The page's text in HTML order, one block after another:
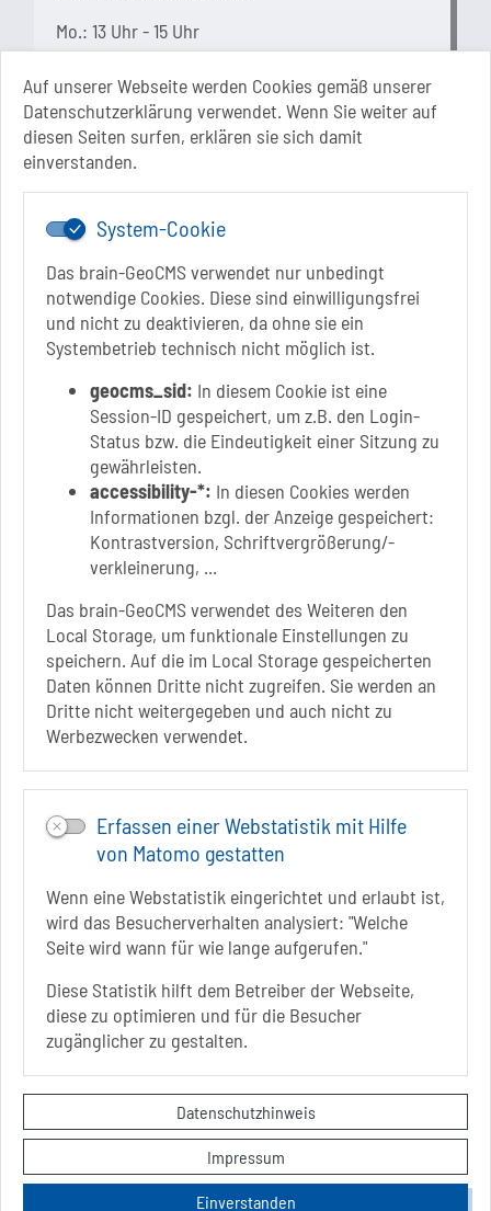
Auf unserer Webseite werden Cookies gemäß unserer
Datenschutzerklärung verwendet. Wenn Sie weiter auf
diesen Seiten surfen, erklären sie sich damit
einverstanden.
System-Cookie
Das brain-GeoCMS verwendet nur unbedingt
notwendige Cookies. Diese sind einwilligungsfrei
und nicht zu deaktivieren, da ohne sie ein
Systembetrieb technisch nicht möglich ist.
geocms_sid: In diesem Cookie ist eine
Session-ID gespeichert, um z.B. den Login-
Status bzw. die Eindeutigkeit einer Sitzung zu
gewährleisten.
accessibility-*: In diesen Cookies werden
Informationen bzgl. der Anzeige gespeichert:
Kontrastversion, Schriftvergrößerung/-
verkleinerung, ...
Das brain-GeoCMS verwendet des Weiteren den
Local Storage, um funktionale Einstellungen zu
speichern. Auf die im Local Storage gespeicherten
Daten können Dritte nicht zugreifen. Sie werden an
Dritte nicht weitergegeben und auch nicht zu
Werbezwecken verwendet.
Erfassen einer Webstatistik mit Hilfe
von Matomo gestatten
Wenn eine Webstatistik eingerichtet und erlaubt ist,
wird das Besucherverhalten analysiert: "Welche
Seite wird wann für wie lange aufgerufen."
Diese Statistik hilft dem Betreiber der Webseite,
diese zu optimieren und für die Besucher
zugänglicher zu gestalten.
Datenschutzhinweis
Impressum
Einverstanden
Mo.: 13 Uhr - 15 Uhr
Di.: 9 Uhr - 11.30 Uhr
13 Uhr - 18 Uhr
Do.: 9 Uhr - 11.30 Uhr
Fr.: nach Vereinbarung
Folgt uns auf
FACEBOOK
INSTAGRAM
YOUTUBE
Link zur Google-Maps Navigation
SOLEPARK Schönebeck/Bad Salzelmen
Eigenbetrieb der Stadt Schönebeck (Elbe)
Badepark 1
39218 Schönebeck (Elbe)
+49 3928 7055-0
+49 3928 7055-42
info[at]solepark.de
www.visitschoenebeck.de
Infos zur Barrierefreiheit
Sie befinden sich hier Startseite
informiert
Videos & Informationsmaterial
Datenschutzerklärung
Hinweise zur Barrierefreiheit